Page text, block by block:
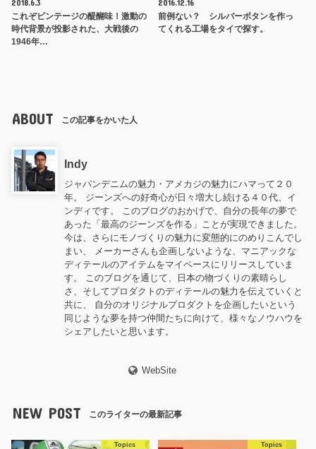
2018.6.3
これぞビンテージの醍醐味！激動の
時代背景が投影された、大戦後の
1946年…
2016.12.16
前例ない？ シルバーボタンを作っ
てくれる工場をタイで探す。
ABOUT この記事をかいた人
Indy
ジャパンデニムの魅力・アメカジの魅力にハマって２０
年。 ジーンズへの好奇心が日々増大し続ける４０代、イ
ンディです。 このブログのおかげで、自分の長年の夢で
あった「最高のジーンズを作る」ことが実現できました。
今は、さらにモノづくりの魅力に変態的にのめりこんでし
まい、 メーカーさんも企画しないような、マニアックな
ディテールのアイテムをマイペースにリリースしていま
す。 このブログを通じて、日本の物づくりの素晴らし
さ、そしてプロダクトのディテールの魅力を伝えていくと
共に、 自分のオリジナルプロダクトを企画したいという
同じような夢を持つ仲間たちに向けて、様々なノウハウを
シェアしたいと思います。
WebSite
NEW POST このライターの最新記事
Topics Topics